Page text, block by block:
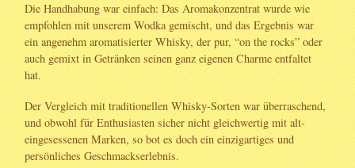
Die Handhabung war einfach: Das Aromakonzentrat wurde wie
empfohlen mit unserem Wodka gemischt, und das Ergebnis war
ein angenehm aromatisierter Whisky, der pur, “on the rocks” oder
auch gemixt in Getränken seinen ganz eigenen Charme entfaltet
hat.
Der Vergleich mit traditionellen Whisky-Sorten war überraschend,
und obwohl für Enthusiasten sicher nicht gleichwertig mit alt-
eingesessenen Marken, so bot es doch ein einzigartiges und
persönliches Geschmackserlebnis.